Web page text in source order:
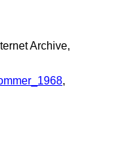
Archive,
,